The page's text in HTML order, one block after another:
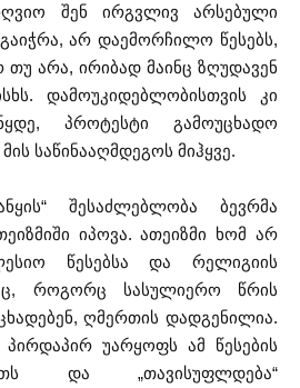
შენ ირგვლივ არსებული
არ დაემორჩილო წესებს,
არა, ირიბად მაინც ზღუდავენ
დამოუკიდებლობისთვის კი
პროტესტი გამოუცხადო
საწინააღმდეგოს მიჰყვე.
შესაძლებლობა ბევრმა
იპოვა. ათეიზმი ხომ არ
წესებსა და რელიგიის
როგორც სასულიერო წრის
ღმერთის დადგენილია.
პირდაპირ უარყოფს ამ წესების
და „თავისუფლდება“